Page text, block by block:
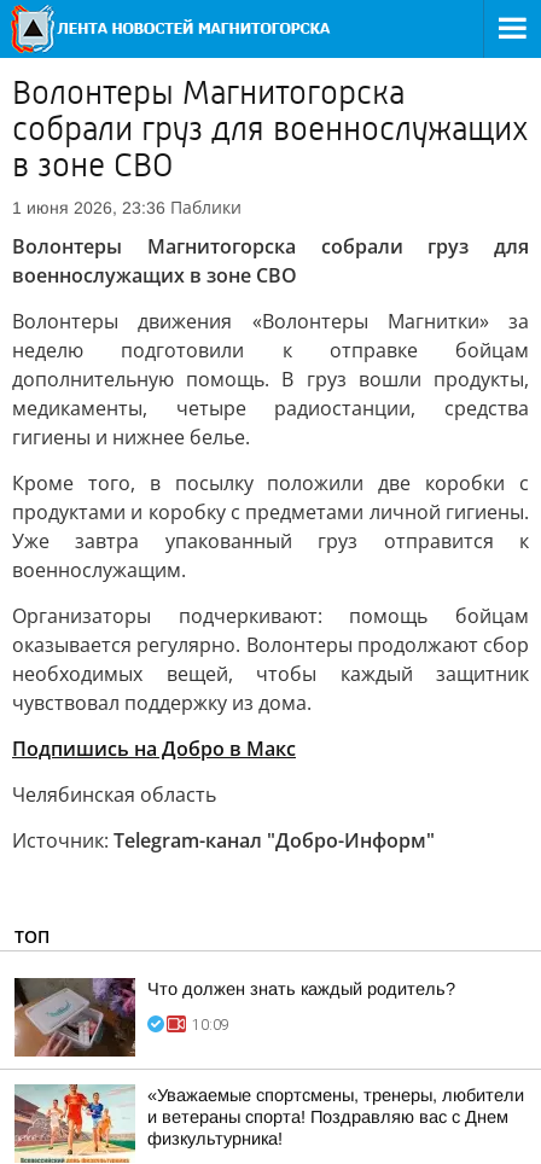
Волонтеры Магнитогорска
собрали груз для военнослужащих
в зоне СВО
1 июня 2026, 23:36 Паблики
Волонтеры Магнитогорска собрали груз для
военнослужащих в зоне СВО
Волонтеры движения «Волонтеры Магнитки» за
неделю подготовили к отправке бойцам
дополнительную помощь. В груз вошли продукты,
медикаменты, четыре радиостанции, средства
гигиены и нижнее белье.
Кроме того, в посылку положили две коробки с
продуктами и коробку с предметами личной гигиены.
Уже завтра упакованный груз отправится к
военнослужащим.
Организаторы подчеркивают: помощь бойцам
оказывается регулярно. Волонтеры продолжают сбор
необходимых вещей, чтобы каждый защитник
чувствовал поддержку из дома.
Подпишись на Добро в Макс
Челябинская область
Источник: Telegram-канал "Добро-Информ"
ТОП
Что должен знать каждый родитель?
10:09
«Уважаемые спортсмены, тренеры, любители
и ветераны спорта! Поздравляю вас с Днем
физкультурника!